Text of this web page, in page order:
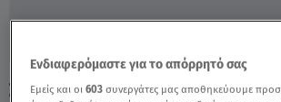
Σκορπιός 01/07/2020 - Οι
Ενδιαφερόμαστε για το απόρρητό σας
Εμείς και οι603 συνεργάτες μας αποθηκεύουμε